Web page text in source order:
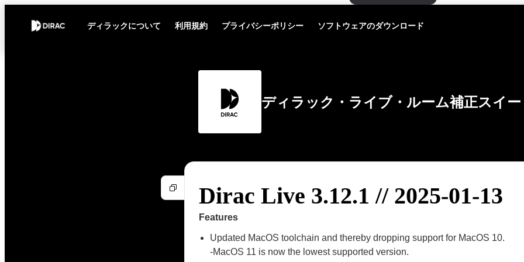
ディラックについて 利用規約 プライバシーポリシー ソフトウェアのダウンロード
ディラック・ライブ・ルーム補正スイ
Dirac Live 3.12.1 // 2025-01-13
Features
Updated MacOS toolchain and thereby dropping support for MacOS 10.
-MacOS 11 is now the lowest supported version.